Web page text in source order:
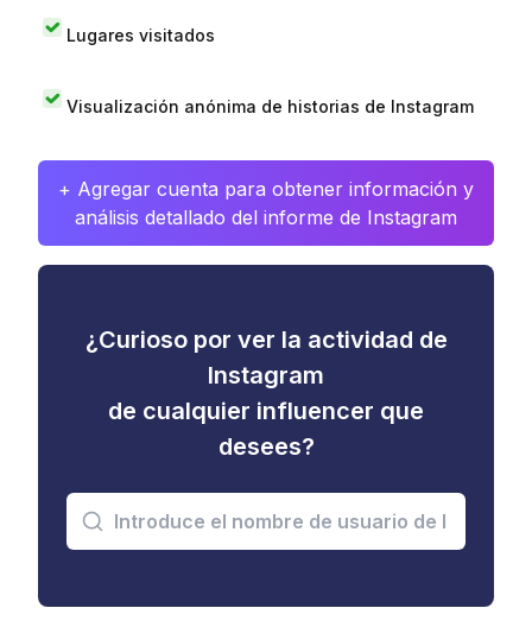
Lugares visitados
Visualización anónima de historias de Instagram
+ Agregar cuenta para obtener información y
análisis detallado del informe de Instagram
¿Curioso por ver la actividad de
Instagram
de cualquier influencer que
desees?